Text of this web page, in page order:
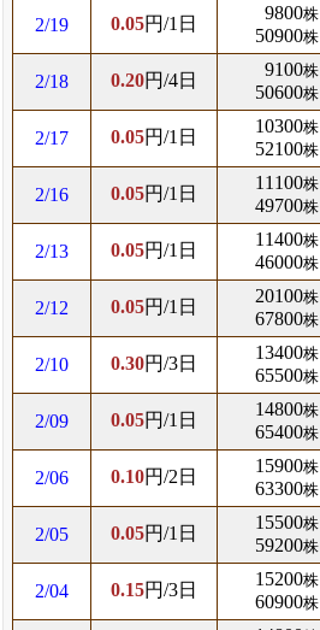
2/19 0.05円/1日
9800株
50900株
2/18 0.20円/4日
9100株
50600株
2/17 0.05円/1日
10300株
52100株
2/16 0.05円/1日
11100株
49700株
2/13 0.05円/1日
11400株
46000株
2/12 0.05円/1日
20100株
67800株
2/10 0.30円/3日
13400株
65500株
2/09 0.05円/1日
14800株
65400株
2/06 0.10円/2日
15900株
63300株
2/05 0.05円/1日
15500株
59200株
2/04 0.15円/3日
15200株
60900株